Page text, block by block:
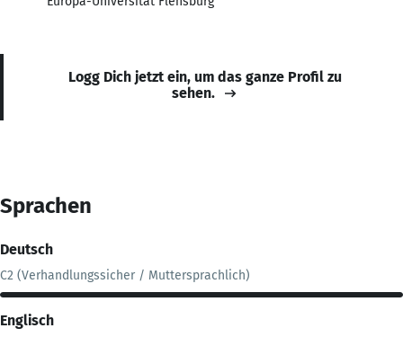
Logg Dich jetzt ein, um das ganze Profil zu
sehen.
Sprachen
Deutsch
C2 (Verhandlungssicher / Muttersprachlich)
Englisch